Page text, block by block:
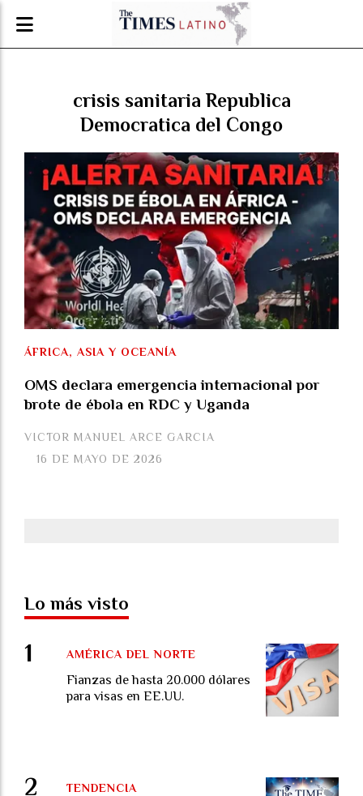
crisis sanitaria Republica
Democratica del Congo
OMS declara emergencia internacional por
brote de ébola en RDC y Uganda
VICTOR MANUEL ARCE GARCIA
ÁFRICA, ASIA Y OCEANÍA
16 DE MAYO DE 2026
Lo más visto
Fianzas de hasta 20.000 dólares
para visas en EE.UU.
AMÉRICA DEL NORTE
TENDENCIA